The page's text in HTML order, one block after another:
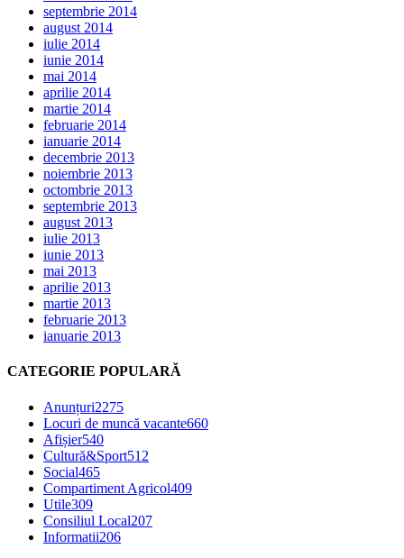
septembrie 2014
august 2014
iulie 2014
iunie 2014
mai 2014
aprilie 2014
martie 2014
februarie 2014
ianuarie 2014
decembrie 2013
noiembrie 2013
octombrie 2013
septembrie 2013
august 2013
iulie 2013
iunie 2013
mai 2013
aprilie 2013
martie 2013
februarie 2013
ianuarie 2013
CATEGORIE POPULARĂ
Anunțuri2275
Locuri de muncă vacante660
Afișier540
Cultură&Sport512
Social465
Compartiment Agricol409
Utile309
Consiliul Local207
Informatii206